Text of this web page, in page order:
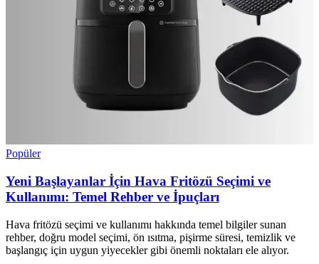
Popüler
Yeni Başlayanlar İçin Hava Fritözü Seçimi ve
Kullanımı: Temel Rehber ve İpuçları
Hava fritözü seçimi ve kullanımı hakkında temel bilgiler sunan
rehber, doğru model seçimi, ön ısıtma, pişirme süresi, temizlik ve
başlangıç için uygun yiyecekler gibi önemli noktaları ele alıyor.